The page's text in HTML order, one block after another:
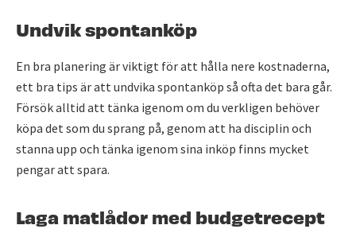
Undvik spontanköp
En bra planering är viktigt för att hålla nere kostnaderna,
ett bra tips är att undvika spontanköp så ofta det bara går.
Försök alltid att tänka igenom om du verkligen behöver
köpa det som du sprang på, genom att ha disciplin och
stanna upp och tänka igenom sina inköp finns mycket
pengar att spara.
Laga matlådor med budgetrecept